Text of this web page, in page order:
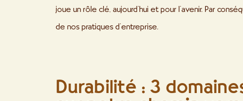
joue un rôle clé, aujourd’hui et pour l’avenir. Par
de nos pratiques d’entreprise.
Durabilité : 3